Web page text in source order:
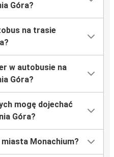
Góra?
na trasie
w autobusie na
Góra?
mogę dojechać
Góra?
miasta Monachium?